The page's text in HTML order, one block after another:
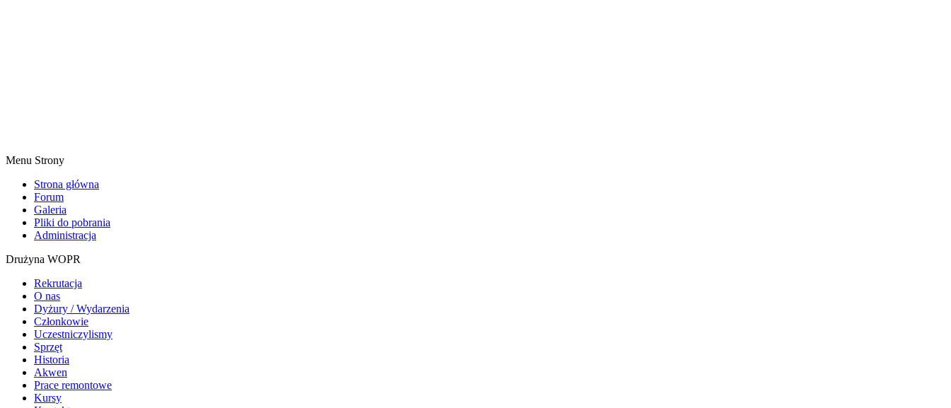
Menu Strony
Strona główna
Forum
Galeria
Pliki do pobrania
Administracja
Drużyna WOPR
Rekrutacja
O nas
Dyżury / Wydarzenia
Członkowie
Uczestniczylismy
Sprzęt
Historia
Akwen
Prace remontowe
Kursy